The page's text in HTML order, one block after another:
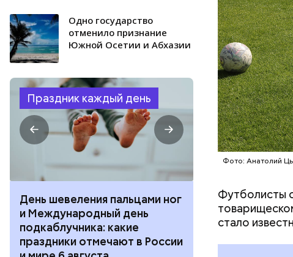
Одно государство
отменило признание
Южной Осетии и Абхазии
Праздник каждый день
День шевеления пальцами ног
и Международный день
подкаблучника: какие
праздники отмечают в России
День
горизонта и
курсанта:
отмечают в
Фото: Анатолий
Футболисты
стало